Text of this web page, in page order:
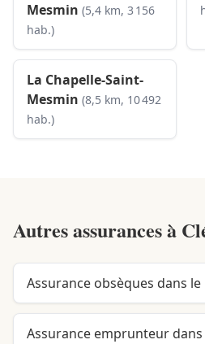
Mesmin (5,4 km, 3 156
hab.)
La Chapelle-Saint-
Mesmin (8,5 km, 10 492
hab.)
Autres assurances à
Assurance obsèques dans
Assurance emprunteur